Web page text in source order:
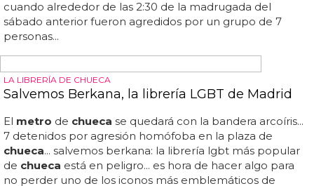
HOMOFOBIA EN MADRID
7 detenidos por agresión homófoba en la plaza
de Chueca